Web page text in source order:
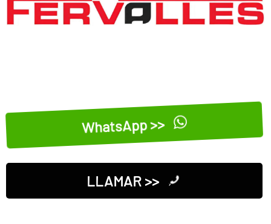
WhatsApp >>
LLAMAR >>